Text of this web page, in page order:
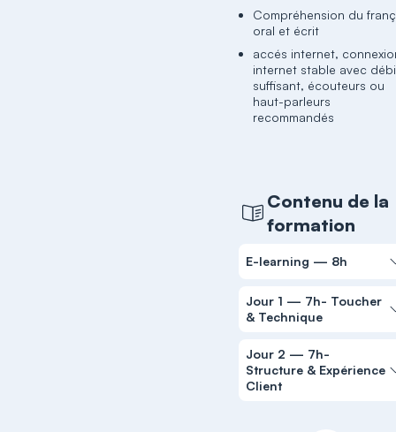
Compréhension du
oral et écrit
accés internet,
internet stable avec
suffisant, écouteurs ou
haut-parleurs
recommandés
Contenu de la
formation
E-learning — 8h
Jour 1 — 7h- Toucher
& Technique
Jour 2 — 7h-
Structure & Expérience
Client